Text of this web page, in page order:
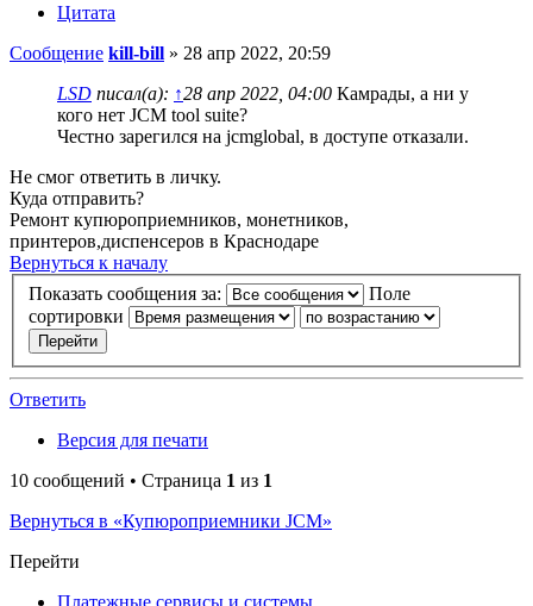
Цитата
Сообщение kill-bill » 28 апр 2022, 20:59
LSD писал(а): ↑28 апр 2022, 04:00 Камрады, а ни у
кого нет JCM tool suite?
Честно зарегился на jcmglobal, в доступе отказали.
Не смог ответить в личку.
Куда отправить?
Ремонт купюроприемников, монетников,
принтеров,диспенсеров в Краснодаре
Вернуться к началу
Показать сообщения за:
Поле
сортировки
Ответить
Версия для печати
10 сообщений • Страница 1 из 1
Вернуться в «Купюроприемники JCM»
Перейти
Платежные сервисы и системы